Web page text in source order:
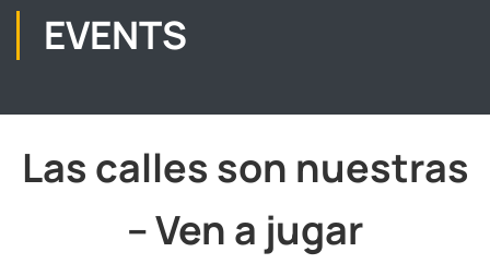
EVENTS
Las calles son nuestras
– Ven a jugar